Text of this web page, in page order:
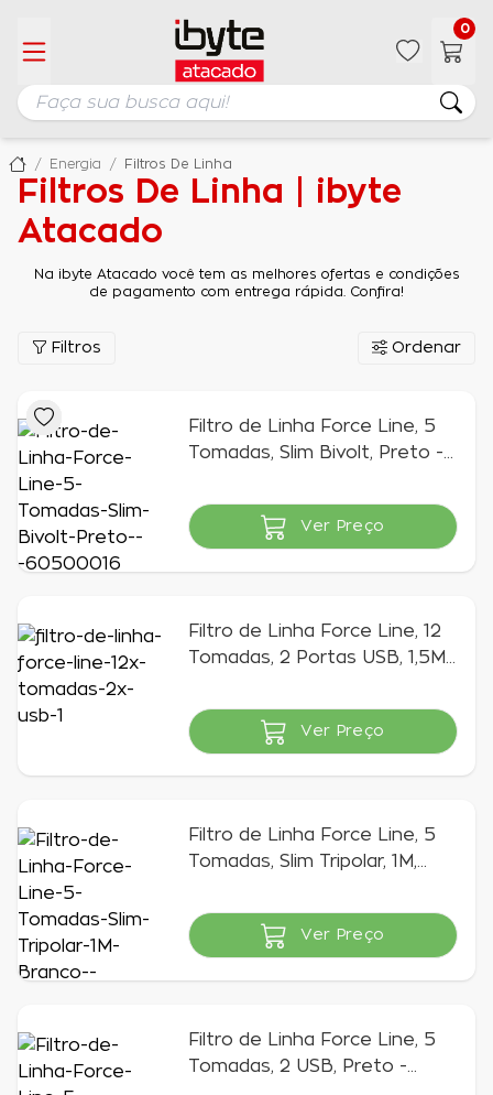
0
Energia Filtros De Linha
Filtros De Linha | ibyte
Atacado
Na ibyte Atacado você tem as melhores ofertas e condições
de pagamento com entrega rápida. Confira!
Filtros Ordenar
Filtro de Linha Force Line, 5
Tomadas, Slim Bivolt, Preto -
Indisponível
Ver Preço
Filtro de Linha Force Line, 12
Tomadas, 2 Portas USB, 1,5M,
Indisponível
Ver Preço
Filtro de Linha Force Line, 5
Tomadas, Slim Tripolar, 1M,
Indisponível
Ver Preço
Filtro de Linha Force Line, 5
Tomadas, 2 USB, Preto -